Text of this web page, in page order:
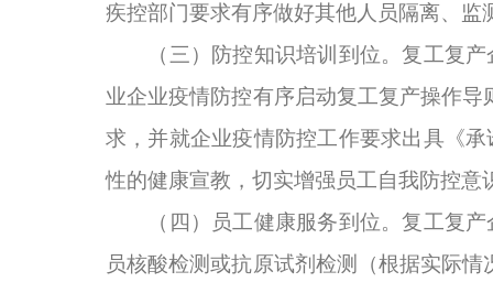
疾控部门要求有序做好其他人员隔离、
（三）防控知识培训到位。复工复产
业企业疫情防控有序启动复工复产操作
求，并就企业疫情防控工作要求出具《
性的健康宣教，切实增强员工自我防控意
（四）员工健康服务到位。复工复产
员核酸检测或抗原试剂检测（根据实际